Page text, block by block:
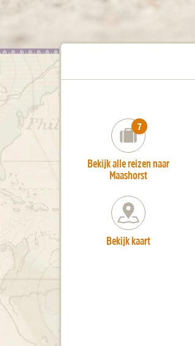
number_of_trips:
7
Bekijk alle reizen naar
Maashorst
Bekijk kaart